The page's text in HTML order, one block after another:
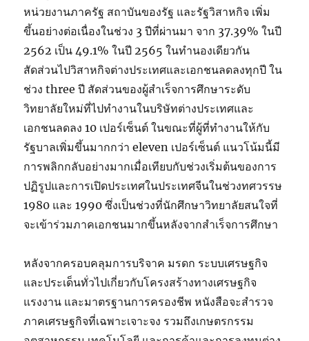
หน่วยงานภาครัฐ สถาบันของรัฐ และรัฐวิสาหกิจ เพิ่ม
ขึ้นอย่างต่อเนื่องในช่วง 3 ปีที่ผ่านมา จาก 37.39% ในปี
2562 เป็น 49.1% ในปี 2565 ในทำนองเดียวกัน
สัดส่วนไปวิสาหกิจต่างประเทศและเอกชนลดลงทุกปี ใน
ช่วง three ปี สัดส่วนของผู้สำเร็จการศึกษาระดับ
วิทยาลัยใหม่ที่ไปทำงานในบริษัทต่างประเทศและ
เอกชนลดลง 10 เปอร์เซ็นต์ ในขณะที่ผู้ที่ทำงานให้กับ
รัฐบาลเพิ่มขึ้นมากกว่า eleven เปอร์เซ็นต์ แนวโน้มนี้มี
การพลิกกลับอย่างมากเมื่อเทียบกับช่วงเริ่มต้นของการ
ปฏิรูปและการเปิดประเทศในประเทศจีนในช่วงทศวรรษ
1980 และ 1990 ซึ่งเป็นช่วงที่นักศึกษาวิทยาลัยสนใจที่
จะเข้าร่วมภาคเอกชนมากขึ้นหลังจากสำเร็จการศึกษา
หลังจากครอบคลุมการบริจาค มรดก ระบบเศรษฐกิจ
และประเด็นทั่วไปเกี่ยวกับโครงสร้างทางเศรษฐกิจ
แรงงาน และมาตรฐานการครองชีพ หนังสือจะสำรวจ
ภาคเศรษฐกิจที่เฉพาะเจาะจง รวมถึงเกษตรกรรม